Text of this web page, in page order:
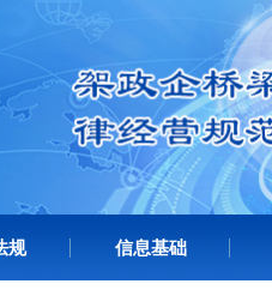
规 信息基础